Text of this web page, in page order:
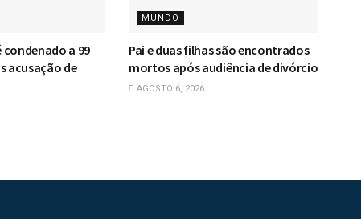
a 99
acusação de
MUNDO
Pai e duas filhas são encontrados
mortos após audiência de divórcio
AGOSTO 6, 2026